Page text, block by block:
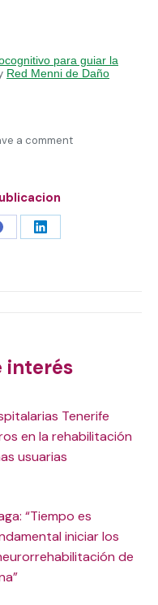
para guiar la
Red Menni de Daño
a comment
Share
interés
Tenerife
en la rehabilitación
usuarias
“Tiempo es
iniciar los
de